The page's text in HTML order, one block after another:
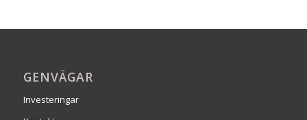
GENVÄGAR
Investeringar